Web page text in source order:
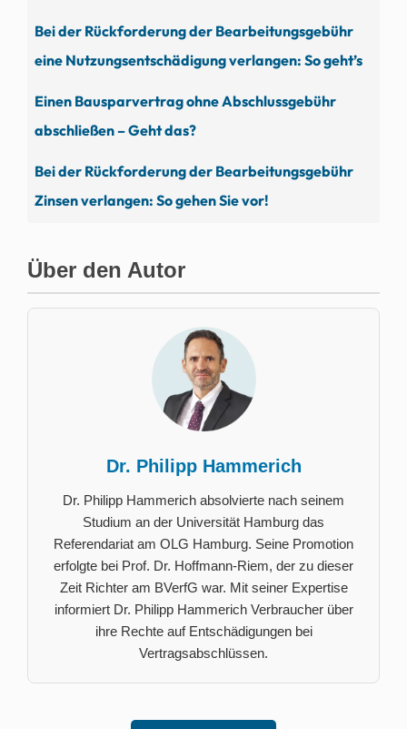
Bei der Rückforderung der Bearbeitungsgebühr
eine Nutzungsentschädigung verlangen: So geht’s
Einen Bausparvertrag ohne Abschlussgebühr
abschließen – Geht das?
Bei der Rückforderung der Bearbeitungsgebühr
Zinsen verlangen: So gehen Sie vor!
Über den Autor
Dr. Philipp Hammerich
Dr. Philipp Hammerich absolvierte nach seinem
Studium an der Universität Hamburg das
Referendariat am OLG Hamburg. Seine Promotion
erfolgte bei Prof. Dr. Hoffmann-Riem, der zu dieser
Zeit Richter am BVerfG war. Mit seiner Expertise
informiert Dr. Philipp Hammerich Verbraucher über
ihre Rechte auf Entschädigungen bei
Vertragsabschlüssen.